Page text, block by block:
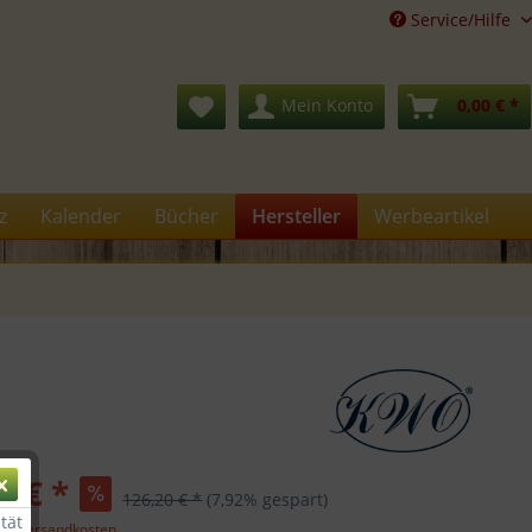
Service/Hilfe
Mein Konto 0,00 € *
Kalender Bücher Hersteller Werbeartikel
€ * 126,20 € * (7,92% gespart)